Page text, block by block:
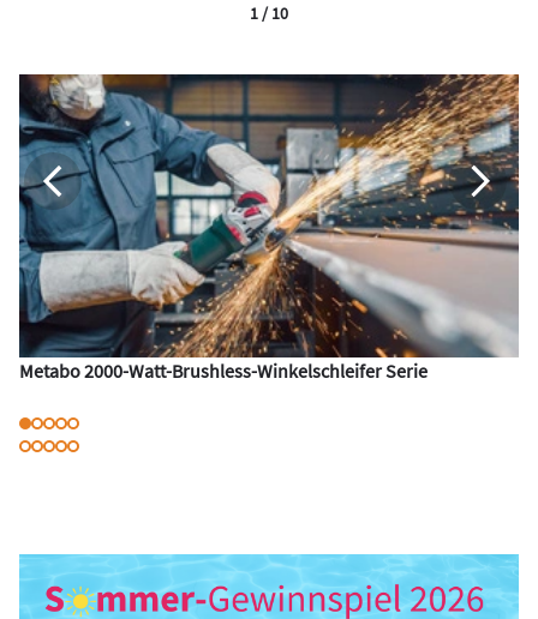
Metabo 2000-Watt-Brushless-Winkelschleifer Serie
1 / 10